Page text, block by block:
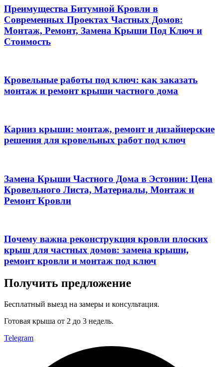
Преимущества Битумной Кровли в
Современных Проектах Частных Домов:
Монтаж, Ремонт, Замена Крыши Под Ключ и
Стоимость
Кровельные работы под ключ: как заказать
монтаж и ремонт крыши частного дома
Карниз крыши: монтаж, ремонт и дизайнерские
решения для кровельных работ под ключ
Замена Крыши Частного Дома в Эстонии: Цена
Кровельного Листа, Материалы, Монтаж и
Ремонт Кровли
Почему важна реконструкция кровли плоских
крыш для частных домов: замена крыши,
ремонт кровли и монтаж под ключ
Получить предложение
Бесплатный выезд на замеры и консультация.
Готовая крыша от 2 до 3 недель.
Telegram